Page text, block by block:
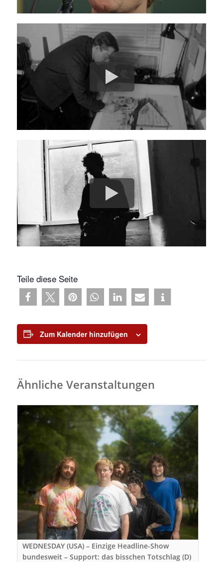
Teile diese Seite
Zum Kalender hinzufügen
Ähnliche Veranstaltungen
WEDNESDAY (USA) – Einzige Headline-Show
bundesweit – Support: das bisschen Totschlag (D)